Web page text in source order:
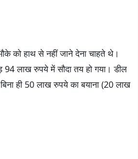
को हाथ से नहीं जाने देना चाहते थे।
लाख रुपये में सौदा तय हो गया। डील
ही 50 लाख रुपये का बयाना (20 लाख